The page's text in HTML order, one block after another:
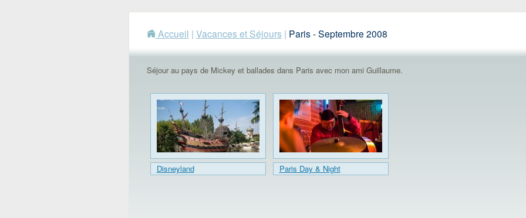
Accueil | Vacances et Séjours | Paris - Septembre 2008
Séjour au pays de Mickey et ballades dans Paris avec mon ami Guillaume.
Disneyland Paris Day & Night